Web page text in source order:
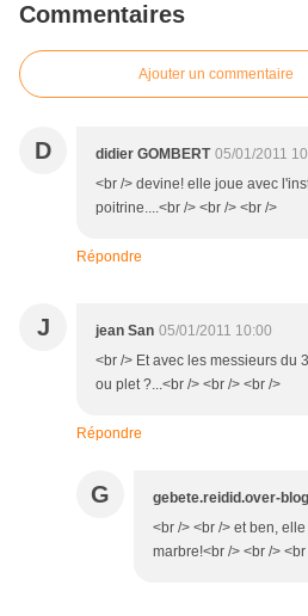
Commentaires
Ajouter un commentaire
D didier GOMBERT 05/01/2011
<br /> devine! elle joue avec
poitrine....<br /> <br /> <br />
Répondre
J jean San 05/01/2011 10:00
<br /> Et avec les messieurs du
ou plet ?...<br /> <br /> <br />
Répondre
G gebete.reidid.over-
<br /> <br /> et ben,
marbre!<br /> <br />